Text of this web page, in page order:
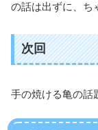
の話は出ずに、ち
次回
手の焼ける亀の話